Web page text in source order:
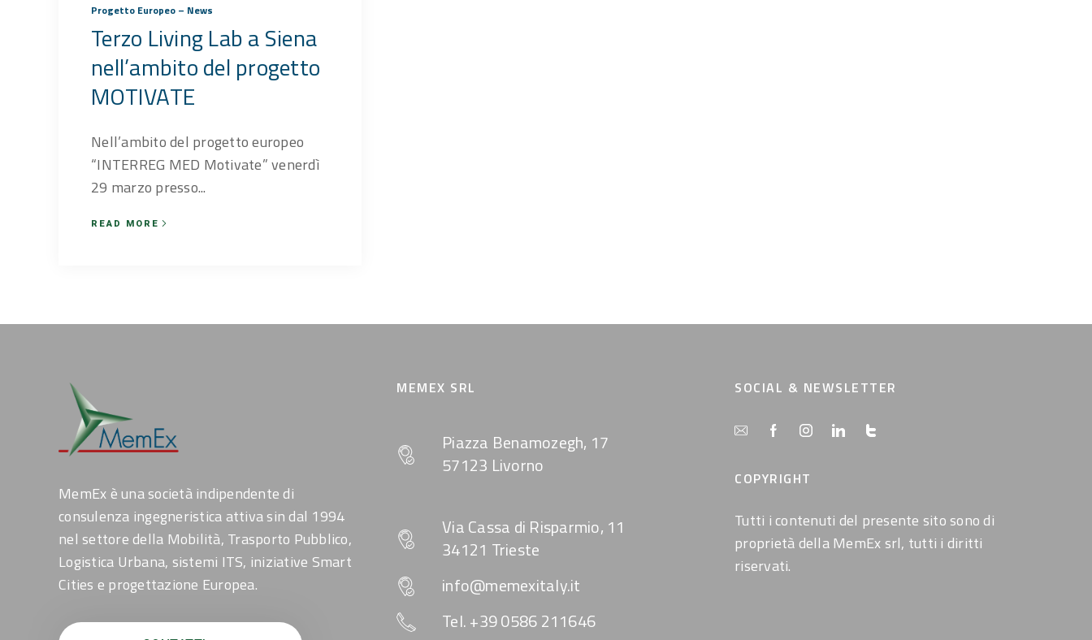
Progetto Europeo – News
Terzo Living Lab a Siena
nell’ambito del progetto
MOTIVATE
Nell’ambito del progetto europeo
“INTERREG MED Motivate” venerdì
29 marzo presso...
READ MORE
MemEx è una società indipendente di
consulenza ingegneristica attiva sin dal 1994
nel settore della Mobilità, Trasporto Pubblico,
Logistica Urbana, sistemi ITS, iniziative Smart
Cities e progettazione Europea.
MEMEX SRL
Piazza Benamozegh, 17
57123 Livorno
Via Cassa di Risparmio, 11
34121 Trieste
info@memexitaly.it
Tel. +39 0586 211646
SOCIAL & NEWSLETTER
COPYRIGHT
Tutti i contenuti del presente sito sono di
proprietà della MemEx srl, tutti i diritti
riservati.